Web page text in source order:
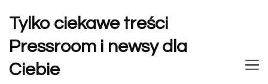
Tylko ciekawe treści
Pressroom i newsy dla
Ciebie